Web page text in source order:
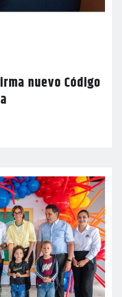
nuevo Código